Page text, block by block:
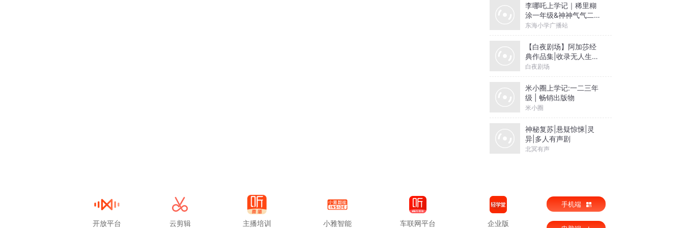
李哪吒上学记｜稀里糊
涂一年级&神神气气二年
级
东海小学广播站
【白夜剧场】阿加莎经
典作品集|收录无人生还
等作品
白夜剧场
米小圈上学记:一二三年
级 | 畅销出版物
米小圈
神秘复苏|悬疑惊悚|灵
异|多人有声剧
北冥有声
开放平台 云剪辑 主播培训 小雅智能 车联网平台 企业版
手机端